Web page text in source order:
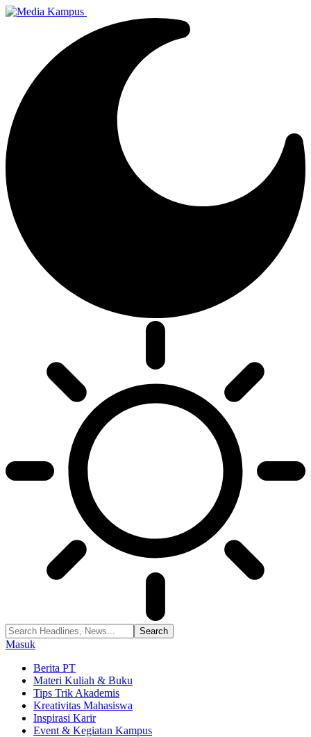
Masuk
Berita PT
Materi Kuliah & Buku
Tips Trik Akademis
Kreativitas Mahasiswa
Inspirasi Karir
Event & Kegiatan Kampus